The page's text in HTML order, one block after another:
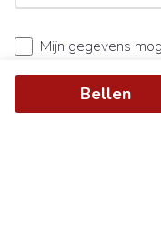
Bellen
Mijn gegevens
Ik ga akkoord met
privacybeleid.